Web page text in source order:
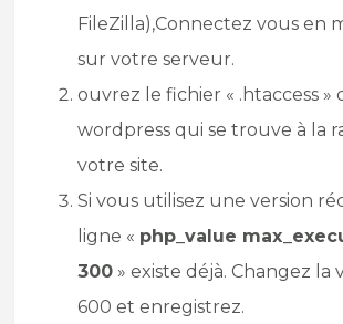
FileZilla),Connectez vous en
sur votre serveur.
ouvrez le fichier « .htaccess »
wordpress qui se trouve à la
votre site.
Si vous utilisez une version
ligne « php_value
300 » existe déjà. Changez la
600 et enregistrez.